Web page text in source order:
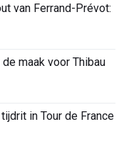
van Ferrand-Prévot:
maak voor Thibau
in Tour de France